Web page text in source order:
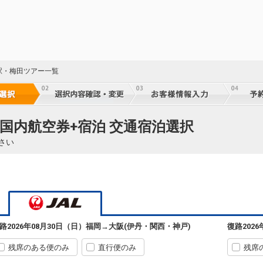
梅田ツアー一覧
内航空券+宿泊 交通宿泊選択
い
2026年08月30日（日） 福岡 →大阪(伊丹・関西・神戸)
残席のある便のみ 直行便のみ
復路2026
残席